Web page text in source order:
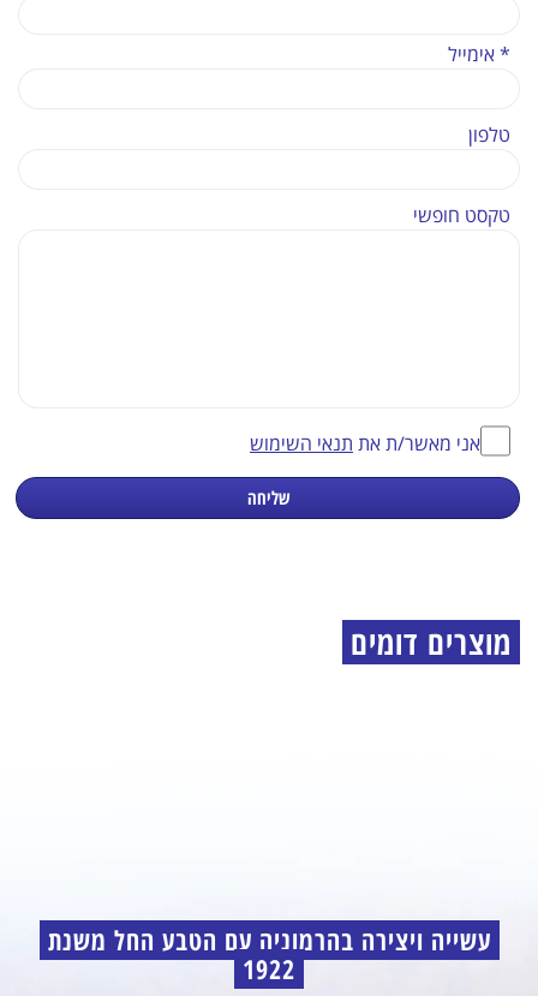
* אימייל
טלפון
טקסט חופשי
אני מאשר/ת את תנאי השימוש
שליחה
מוצרים דומים
עשייה ויצירה בהרמוניה עם הטבע החל משנת
1922